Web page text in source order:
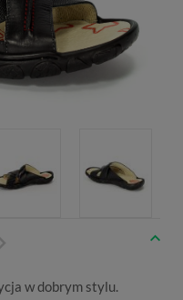
w dobrym stylu.